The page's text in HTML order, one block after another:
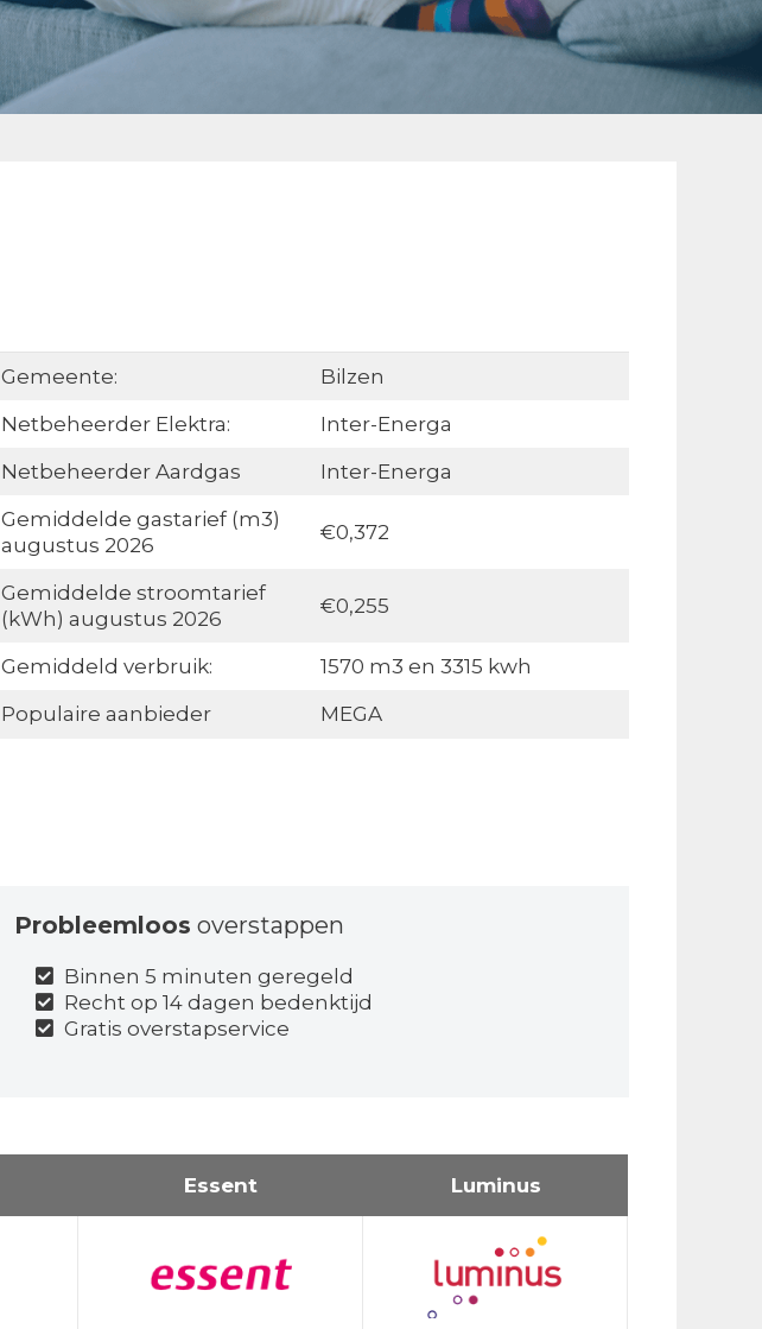
Gemeente:
Bilzen
Netbeheerder Elektra:
Inter-Energa
Netbeheerder Aardgas
Inter-Energa
Gemiddelde gastarief (m3)
augustus 2026
€0,372
Gemiddelde stroomtarief
(kWh) augustus 2026
€0,255
Gemiddeld verbruik:
1570 m3 en 3315 kwh
Populaire aanbieder
MEGA
Probleemloos overstappen
Binnen 5 minuten geregeld
Recht op 14 dagen bedenktijd
Gratis overstapservice
Essent Luminus